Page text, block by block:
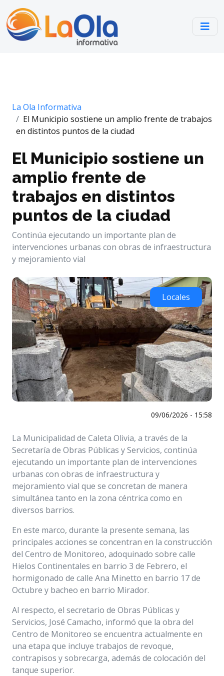
La Ola Informativa
El Municipio sostiene un amplio frente de trabajos
en distintos puntos de la ciudad
El Municipio sostiene un
amplio frente de
trabajos en distintos
puntos de la ciudad
Continúa ejecutando un importante plan de
intervenciones urbanas con obras de infraestructura
y mejoramiento vial
Locales
09/06/2026 - 15:58
La Municipalidad de Caleta Olivia, a través de la
Secretaría de Obras Públicas y Servicios, continúa
ejecutando un importante plan de intervenciones
urbanas con obras de infraestructura y
mejoramiento vial que se concretan de manera
simultánea tanto en la zona céntrica como en
diversos barrios.
En este marco, durante la presente semana, las
principales acciones se concentran en la construcción
del Centro de Monitoreo, adoquinado sobre calle
Hielos Continentales en barrio 3 de Febrero, el
hormigonado de calle Ana Minetto en barrio 17 de
Octubre y bacheo en barrio Mirador.
Al respecto, el secretario de Obras Públicas y
Servicios, José Camacho, informó que la obra del
Centro de Monitoreo se encuentra actualmente en
una etapa que incluye trabajos de revoque,
contrapisos y sobrecarga, además de colocación del
tanque superior.